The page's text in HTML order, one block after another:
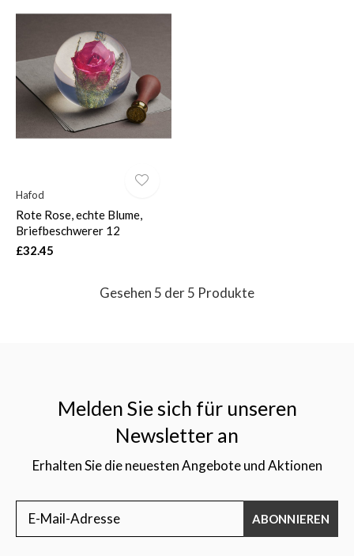
Hafod
Rote Rose, echte Blume,
Briefbeschwerer 12
£32.45
Gesehen 5 der 5 Produkte
Melden Sie sich für unseren
Newsletter an
Erhalten Sie die neuesten Angebote und Aktionen
ABONNIEREN